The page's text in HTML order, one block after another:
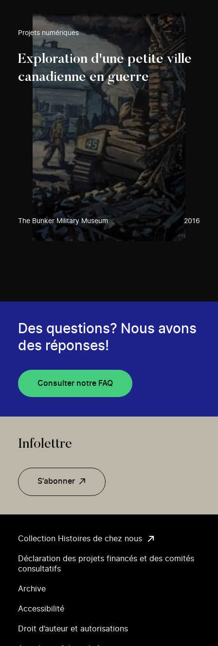
Projets numériques
Exploration d'une petite ville
canadienne en guerre
The Bunker Military Museum 2016
Collection Histoires de chez nous
Déclaration des projets financés et des comités
consultatifs
Archive
Accessibilité
Droit d’auteur et autorisations
Des questions? Nous avons
des réponses!
Consulter notre FAQ
Infolettre
S'abonner